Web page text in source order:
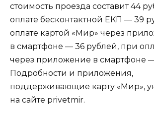
стоимость проезда составит 44
оплате бесконтактной ЕКП — 39
оплате картой «Мир» через
в смартфоне — 36 рублей, при
через приложение в смартфоне
Подробности и приложения,
поддерживающие карту «Мир»,
на сайте privetmir.